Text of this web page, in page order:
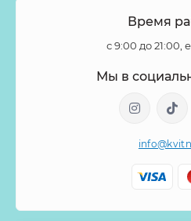
Время
с 9:00 до 21:00,
Мы в